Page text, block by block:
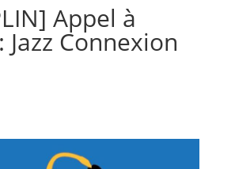
Appel à
Connexion